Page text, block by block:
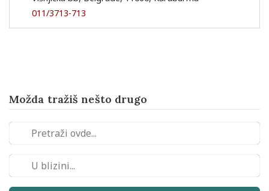
011/3713-713
Možda tražiš nešto drugo